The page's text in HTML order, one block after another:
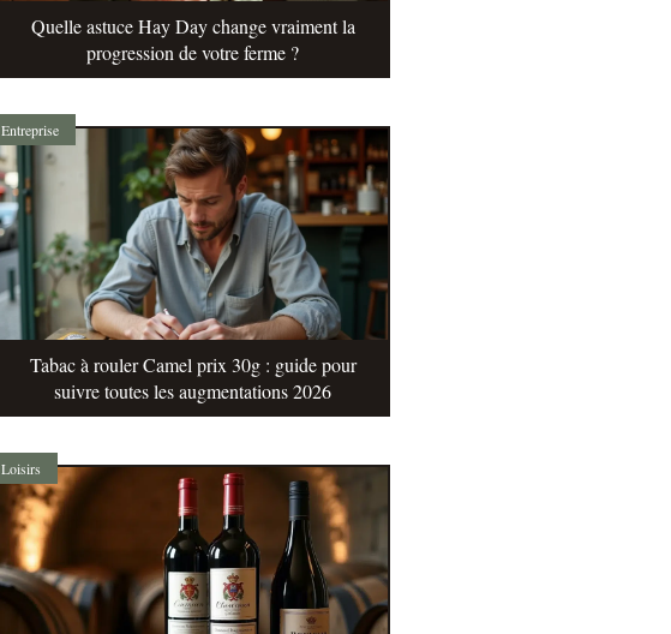
Quelle astuce Hay Day change vraiment la
progression de votre ferme ?
Entreprise
Tabac à rouler Camel prix 30g : guide pour
suivre toutes les augmentations 2026
Loisirs